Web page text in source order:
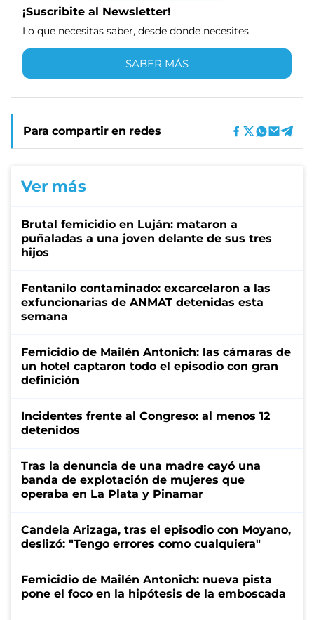
¡Suscribite al Newsletter!
Lo que necesitas saber, desde donde necesites
SABER MÁS
Para compartir en redes
Ver más
Brutal femicidio en Luján: mataron a
puñaladas a una joven delante de sus tres
hijos
Fentanilo contaminado: excarcelaron a las
exfuncionarias de ANMAT detenidas esta
semana
Femicidio de Mailén Antonich: las cámaras de
un hotel captaron todo el episodio con gran
definición
Incidentes frente al Congreso: al menos 12
detenidos
Tras la denuncia de una madre cayó una
banda de explotación de mujeres que
operaba en La Plata y Pinamar
Candela Arizaga, tras el episodio con Moyano,
deslizó: "Tengo errores como cualquiera"
Femicidio de Mailén Antonich: nueva pista
pone el foco en la hipótesis de la emboscada